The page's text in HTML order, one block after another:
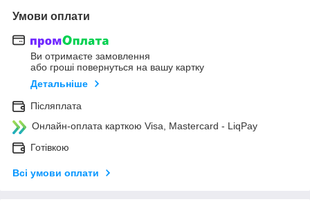
Умови оплати
Ви отримаєте замовлення
або гроші повернуться на вашу картку
Детальніше
Післяплата
Онлайн-оплата карткою Visa, Mastercard - LiqPay
Готівкою
Всі умови оплати